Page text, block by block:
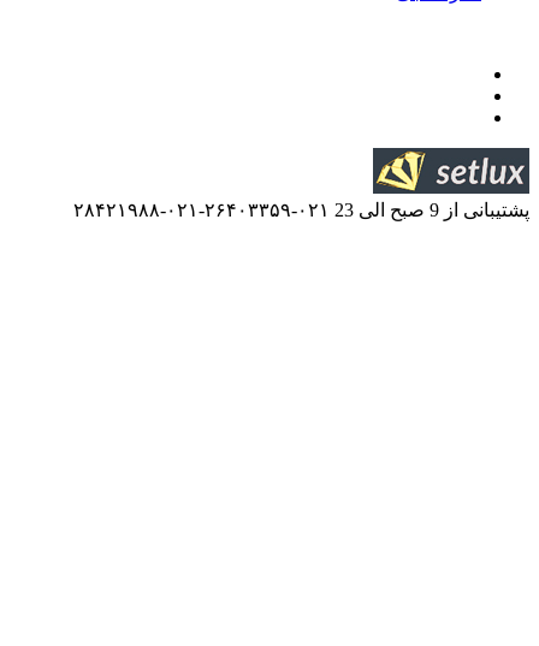
۰۲۱-۲۶۴۰۳۳۵۹-۰۲۱-۲۸۴۲۱۹۸۸